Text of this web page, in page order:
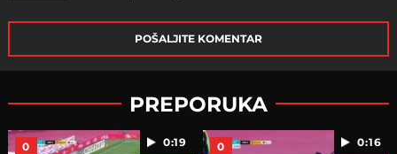
POŠALJITE KOMENTAR
PREPORUKA
0:19
0 0:16
0